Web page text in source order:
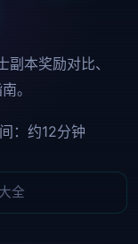
本奖励对比、
。
：约12分钟
全